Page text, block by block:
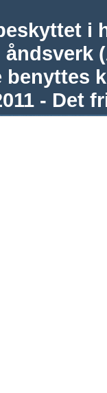
i
åndsverk
benyttes
- Det